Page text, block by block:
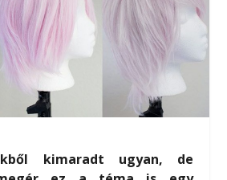
kimaradt ugyan, de